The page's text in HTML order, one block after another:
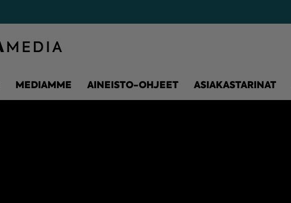
MEDIAMME AINEISTO-OHJEET ASIAKASTARINAT